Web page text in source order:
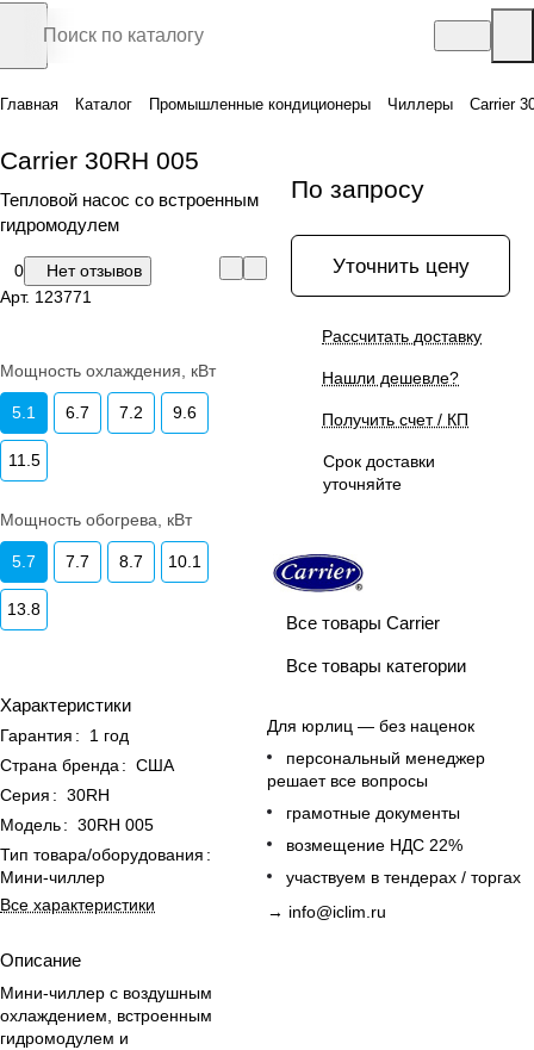
Главная Каталог Промышленные кондиционеры Чиллеры Carrier
Carrier 30RH 005
Тепловой насос со встроенным
гидромодулем
0
Нет отзывов
Арт. 123771
Мощность охлаждения, кВт
5.1 6.7 7.2 9.6
11.5
Мощность обогрева, кВт
5.7 7.7 8.7 10.1
13.8
Характеристики
Гарантия :
1 год
Страна бренда : США
Серия : 30RH
Модель: 30RH 005
Тип товара/оборудования :
Мини-чиллер
Все характеристики
Описание
Мини-чиллер с воздушным
охлаждением, встроенным
гидромодулем и
По запросу
Уточнить цену
Рассчитать доставку
Нашли дешевле?
Получить счет / КП
Срок доставки
уточняйте
Все товары Carrier
Все товары категории
Для юрлиц — без наценок
персональный менеджер
решает все вопросы
грамотные документы
возмещение НДС 22%
участвуем в тендерах / торгах
→ info@iclim.ru